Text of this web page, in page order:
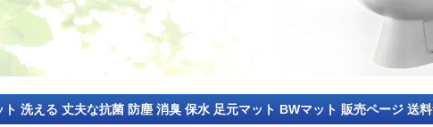
ト 洗える 丈夫な抗菌 防塵 消臭 保水 足元マット BWマット 販売ページ 送